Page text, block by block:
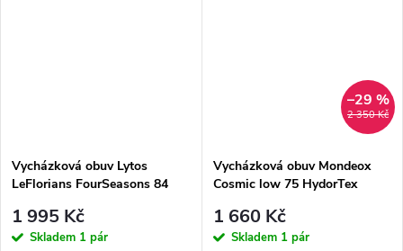
Vycházková obuv Lytos
LeFlorians FourSeasons 84
1 995 Kč
Skladem 1 pár
2 350 Kč
–29 %
Vycházková obuv Mondeox
Cosmic low 75 HydorTex
1 660 Kč
Skladem 1 pár